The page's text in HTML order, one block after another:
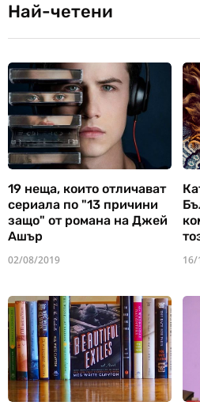
Най-четени
19 неща, които отличават
сериала по "13 причини
защо" от романа на Джей
Ашър
02/08/2019 16/